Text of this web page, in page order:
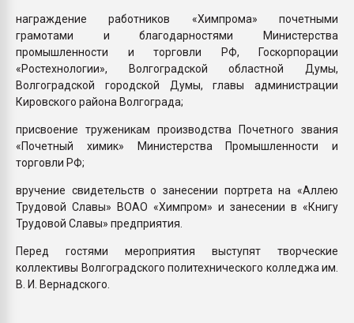
награждение работников «Химпрома» почетными
грамотами и благодарностями Министерства
промышленности и торговли РФ, Госкорпорации
«Ростехнологии», Волгоградской областной Думы,
Волгоградской городской Думы, главы администрации
Кировского района Волгограда;
присвоение труженикам производства Почетного звания
«Почетный химик» Министерства Промышленности и
торговли РФ;
вручение свидетельств о занесении портрета на «Аллею
Трудовой Славы» ВОАО «Химпром» и занесении в «Книгу
Трудовой Славы» предприятия.
Перед гостями мероприятия выступят творческие
коллективы Волгоградского политехнического колледжа им.
В. И. Вернадского.